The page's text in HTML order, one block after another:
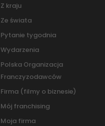
Z kraju
Ze świata
Pytanie tygodnia
Wydarzenia
Polska Organizacja
Franczyzodawców
Firma (filmy o biznesie)
Mój franchising
Moja firma